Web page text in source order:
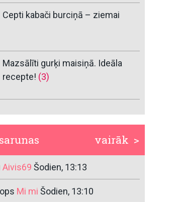
Cepti kabači burciņā – ziemai
Mazsālīti gurķi maisiņā. Ideāla
recepte! (3)
vairāk >
Aivis69 Šodien, 13:13
Mi mi Šodien, 13:10